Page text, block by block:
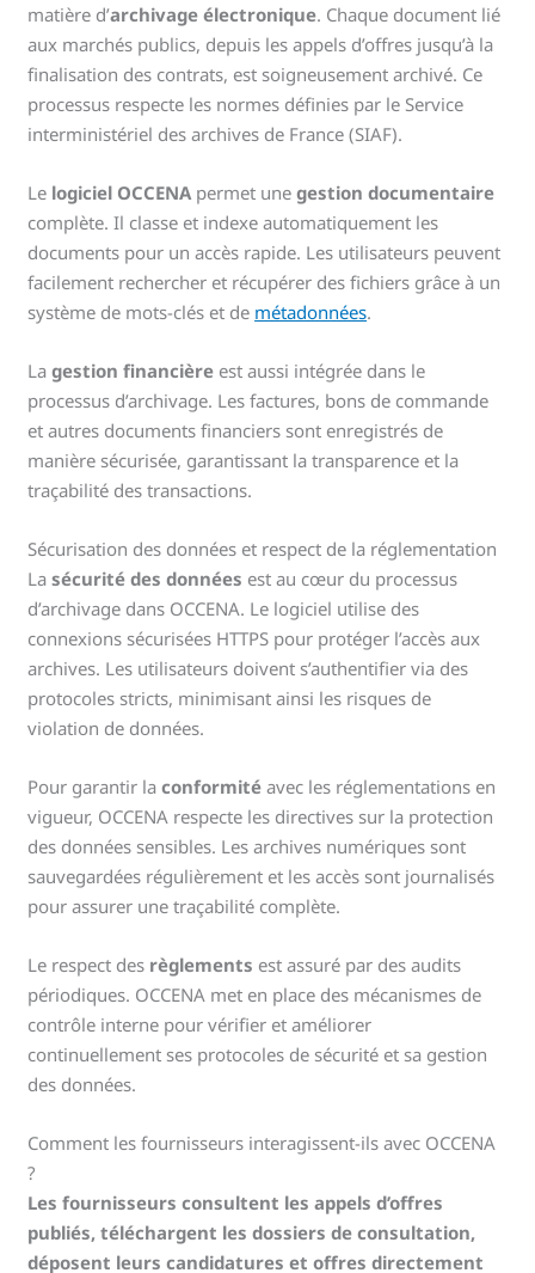
matière d’archivage électronique. Chaque document lié
aux marchés publics, depuis les appels d’offres jusqu’à la
finalisation des contrats, est soigneusement archivé. Ce
processus respecte les normes définies par le Service
interministériel des archives de France (SIAF).
Le logiciel OCCENA permet unegestion documentaire
complète. Il classe et indexe automatiquement les
documents pour un accès rapide. Les utilisateurs peuvent
facilement rechercher et récupérer des fichiers grâce à un
système de mots-clés et de métadonnées.
Lagestion financière est aussi intégrée dans le
processus d’archivage. Les factures, bons de commande
et autres documents financiers sont enregistrés de
manière sécurisée, garantissant la transparence et la
traçabilité des transactions.
Sécurisation des données et respect de la réglementation
Lasécurité des données est au cœur du processus
d’archivage dans OCCENA. Le logiciel utilise des
connexions sécurisées HTTPS pour protéger l’accès aux
archives. Les utilisateurs doivent s’authentifier via des
protocoles stricts, minimisant ainsi les risques de
violation de données.
Pour garantir laconformité avec les réglementations en
vigueur, OCCENA respecte les directives sur la protection
des données sensibles. Les archives numériques sont
sauvegardées régulièrement et les accès sont journalisés
pour assurer une traçabilité complète.
Le respect des règlements est assuré par des audits
périodiques. OCCENA met en place des mécanismes de
contrôle interne pour vérifier et améliorer
continuellement ses protocoles de sécurité et sa gestion
des données.
Comment les fournisseurs interagissent-ils avec OCCENA
?
Les fournisseurs consultent les appels d’offres
publiés, téléchargent les dossiers de consultation,
déposent leurs candidatures et offres directement